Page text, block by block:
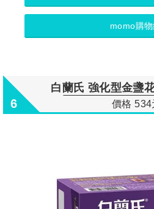
momo購
6
白蘭氏 強化型金盞
價格 534